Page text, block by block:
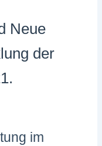
Neue
der
im